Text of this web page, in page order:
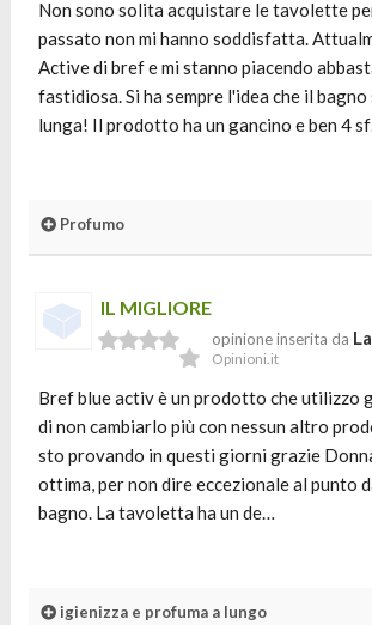
Non sono solita acquistare le tavolette
passato non mi hanno soddisfatta.
Active di bref e mi stanno piacendo
fastidiosa. Si ha sempre l'idea che il
lunga! Il prodotto ha un gancino e ben 4
Profumo
IL MIGLIORE
opinione inserita da
Opinioni.it
Bref blue activ è un prodotto che utilizzo
di non cambiarlo più con nessun altro
sto provando in questi giorni grazie
ottima, per non dire eccezionale al punto
bagno. La tavoletta ha un de…
igienizza e profuma a lungo